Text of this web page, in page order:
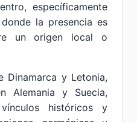
específicamente
la presencia es
un origen local o
Dinamarca y Letonia,
Alemania y Suecia,
históricos y